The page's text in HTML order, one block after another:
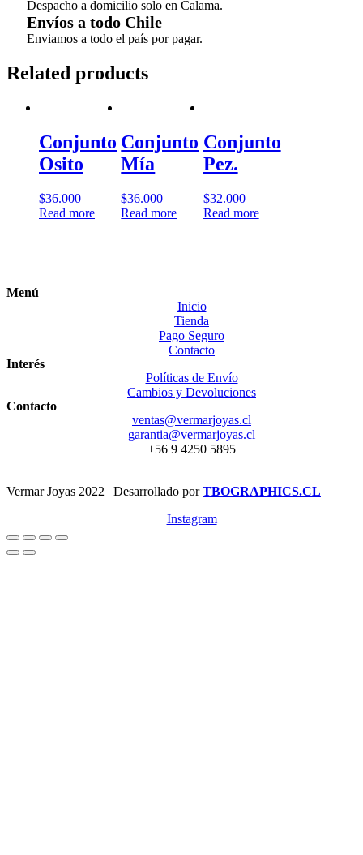
Despacho a domicilio solo en Calama.
Envíos a todo Chile
Enviamos a todo el país por pagar.
Related products
Conjunto
Osito
$36.000
Read more
Conjunto
Mía
$36.000
Read more
Conjunto
Pez.
$32.000
Read more
Menú
Inicio
Tienda
Pago Seguro
Contacto
Interés
Políticas de Envío
Cambios y Devoluciones
Contacto
ventas@vermarjoyas.cl
garantia@vermarjoyas.cl
+56 9 4250 5895
Vermar Joyas 2022 | Desarrollado porTBOGRAPHICS.CL
Instagram